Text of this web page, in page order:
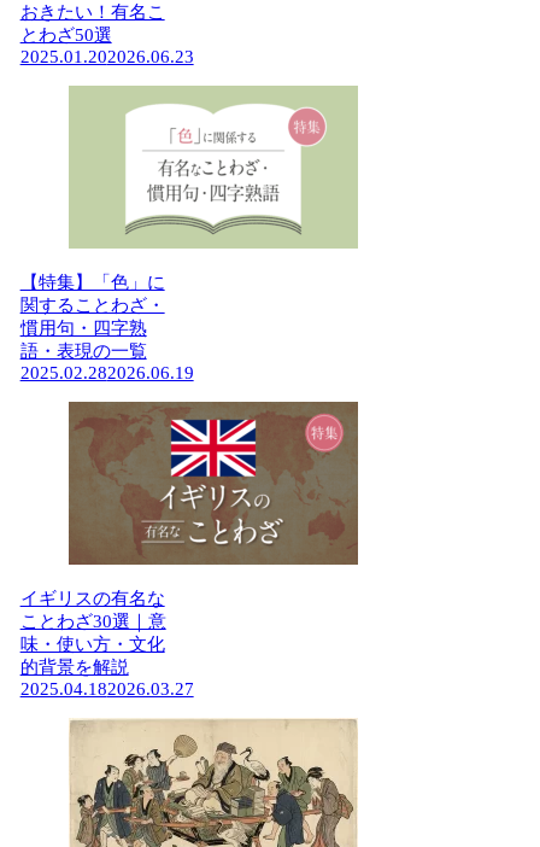
おきたい！有名こ
とわざ50選
2025.01.202026.06.23
【特集】「色」に
関することわざ・
慣用句・四字熟
語・表現の一覧
2025.02.282026.06.19
イギリスの有名な
ことわざ30選｜意
味・使い方・文化
的背景を解説
2025.04.182026.03.27